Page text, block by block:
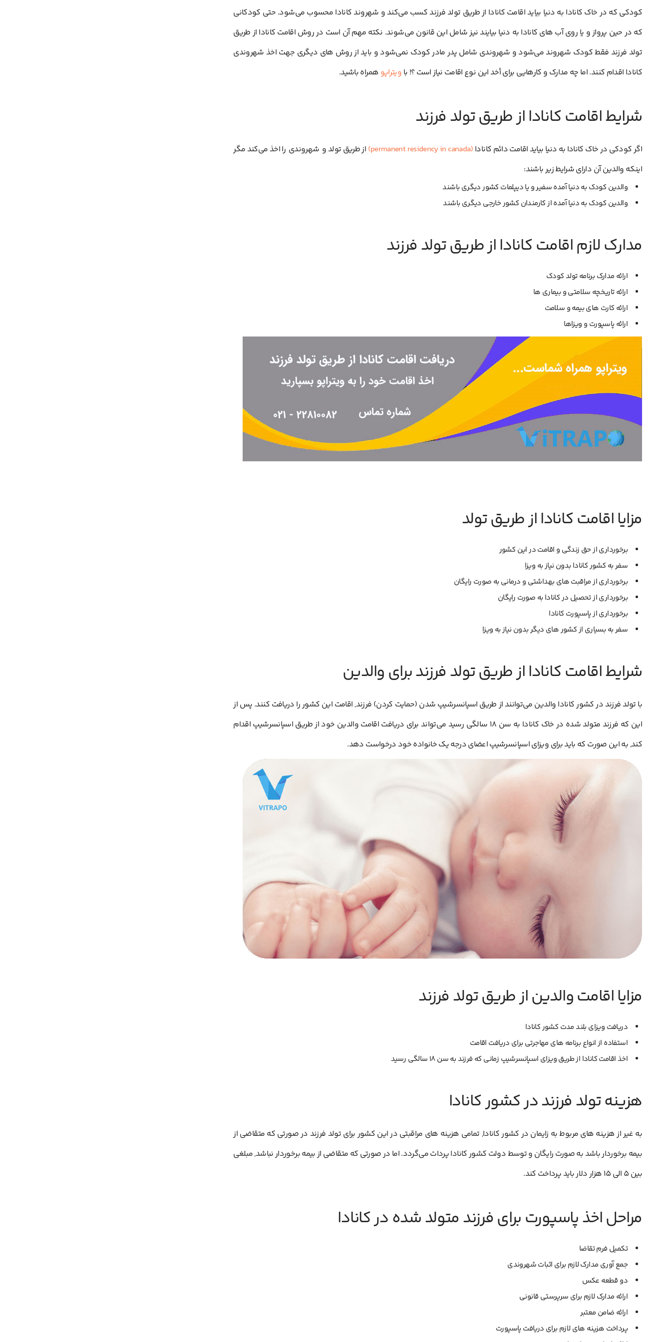
کودکی که در خاک کانادا به دنیا بیاید اقامت کانادا از طریق تولد فرزند کسب می‌کند و شهروند کانادا محسوب می‌شود. حتی کودکانی
که در حین پرواز و یا روی آب های کانادا به دنیا بیایند نیز شامل این قانون می‌‌شوند. نکته مهم آن است در روش اقامت کانادا از طریق
تولد فرزند فقط کودک شهروند می‌شود و شهروندی شامل پدر مادر کودک نمی‌شود و باید از روش های دیگری جهت اخذ شهروندی
کانادا اقدام کنند. اما چه مدارک و کارهایی برای أخد این نوع اقامت نیاز است ؟! با ویتراپو همراه باشید.
شرایط اقامت کانادا از طریق تولد فرزند
اگر کودکی در خاک کانادا به دنیا بیاید اقامت دائم کانادا (permanent residency in canada)
از طریق تولد و شهروندی را اخذ می‌کند مگر
اینکه والدین آن دارای شرایط زیر باشند:
والدین کودک به دنیا آمده سفیر و یا دیپلمات کشور دیگری باشند
والدین کودک به دنیا آمده از کارمندان کشور خارجی دیگری باشند
مدارک لازم اقامت کانادا از طریق تولد فرزند
ارائه مدارک برنامه تولد کودک
ارائه تاریخچه سلامتی و بیماری ها
ارائه کارت های بیمه و سلامت
ارائه پاسپورت و ویزاها
مزایا اقامت کانادا از طریق تولد
برخورداری از حق زندگی و اقامت در این کشور
سفر به کشور کانادا بدون نیاز به ویزا
برخورداری از مراقبت های بهداشتی و درمانی به صورت رایگان
برخورداری از تحصیل در کانادا به صورت رایگان
برخورداری از پاسپورت کانادا
سفر به بسیاری از کشور های دیگر بدون نیاز به ویزا
شرایط اقامت کانادا از طریق تولد فرزند برای والدین
با تولد فرزند در کشور کانادا والدین می‌توانند از طریق اسپانسرشیپ شدن (حمایت کردن) فرزند, اقامت این کشور را دریافت کنند. پس از
این که فرزند متولد شده در خاک کانادا به سن 18 سالگی رسید می‌تواند برای دریافت اقامت والدین خود از طریق اسپانسرشیپ اقدام
کند, به این صورت که باید برای ویزای اسپانسرشیپ اعضای درجه یک خانواده خود درخواست دهد.
مزایا اقامت والدین از طریق تولد فرزند
دریافت ویزای بلند مدت کشور کانادا
استفاده از انواع برنامه های مهاجرتی برای دریافت اقامت
اخذ اقامت کانادا از طریق ویزای اسپانسرشیپ زمانی که فرزند به سن 18 سالگی رسید
هزینه تولد فرزند در کشور کانادا
به غیر از هزینه های مربوط به زایمان در کشور کانادا, تمامی هزینه های مراقبتی در این کشور برای تولد فرزند در صورتی که متقاضی از
بیمه برخوردار باشد به صورت رایگان و توسط دولت کشور کانادا پردات می‌گردد. اما در صورتی که متقاضی از بیمه برخوردار نباشد, مبلغی
بین 5 الی 15 هزار دلار باید پرداخت کند.
مراحل اخذ پاسپورت برای فرزند متولد شده در کانادا
تکمیل فرم تقاضا
جمع آوری مدارک لازم برای اثبات شهروندی
دو قطعه عکس
ارائه مدارک لازم برای سرپرستی قانونی
ارائه ضامن معتبر
پرداخت هزینه های لازم برای دریافت پاسپورت